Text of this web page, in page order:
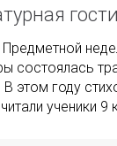
состоялась
В этом году
ученики 9